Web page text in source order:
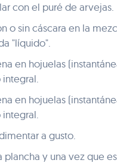
con el puré de arvejas.
o sin cáscara en la
"líquido".
en hojuelas
en hojuelas
a gusto.
y una vez que